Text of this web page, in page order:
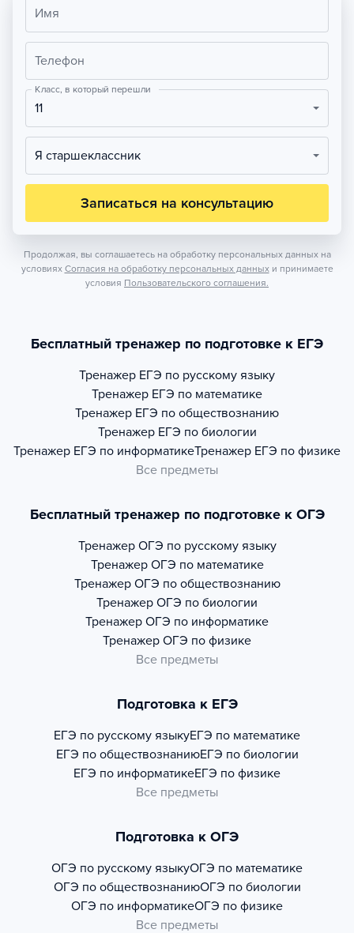
Имя
Телефон
Класс, в который перешли
11
Я старшеклассник
Записаться на консультацию
Продолжая, вы соглашаетесь на обработку персональных данных на
условиях Согласия на обработку персональных данных и принимаете
условия Пользовательского соглашения.
Бесплатный тренажер по подготовке к ЕГЭ
Тренажер ЕГЭ по русскому языку
Тренажер ЕГЭ по математике
Тренажер ЕГЭ по обществознанию
Тренажер ЕГЭ по биологии
Тренажер ЕГЭ по информатикеТренажер ЕГЭ по физике
Все предметы
Бесплатный тренажер по подготовке к ОГЭ
Тренажер ОГЭ по русскому языку
Тренажер ОГЭ по математике
Тренажер ОГЭ по обществознанию
Тренажер ОГЭ по биологии
Тренажер ОГЭ по информатике
Тренажер ОГЭ по физике
Все предметы
Подготовка к ЕГЭ
ЕГЭ по русскому языкуЕГЭ по математике
ЕГЭ по обществознаниюЕГЭ по биологии
ЕГЭ по информатикеЕГЭ по физике
Все предметы
Подготовка к ОГЭ
ОГЭ по русскому языкуОГЭ по математике
ОГЭ по обществознаниюОГЭ по биологии
ОГЭ по информатикеОГЭ по физике
Все предметы